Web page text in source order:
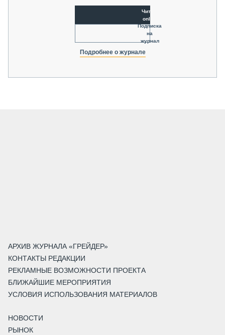
Читать
online
Подписка
на
журнал
Подробнее о журнале
АРХИВ ЖУРНАЛА «ГРЕЙДЕР»
КОНТАКТЫ РЕДАКЦИИ
РЕКЛАМНЫЕ ВОЗМОЖНОСТИ ПРОЕКТА
БЛИЖАЙШИЕ МЕРОПРИЯТИЯ
УСЛОВИЯ ИСПОЛЬЗОВАНИЯ МАТЕРИАЛОВ
НОВОСТИ
РЫНОК